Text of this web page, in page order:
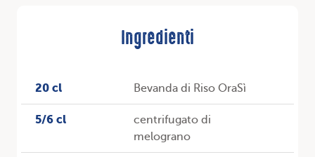
Ingredienti
20 cl Bevanda di Riso OraSì
5/6 cl
centrifugato di
melograno